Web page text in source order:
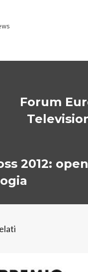
Forum
2012: